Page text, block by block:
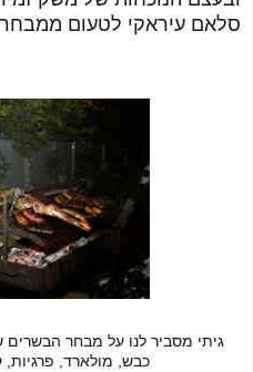
סלאם עיראקי לטעום
גיתי מסביר לנו על מבחר
כבש, מולארד, פרגיות,